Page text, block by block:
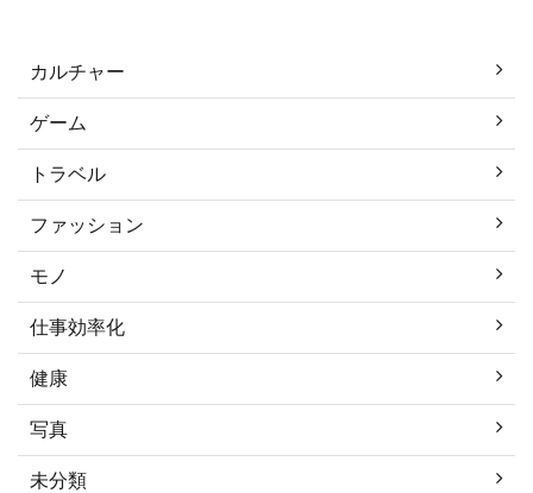
カルチャー
ゲーム
トラベル
ファッション
モノ
仕事効率化
健康
写真
未分類